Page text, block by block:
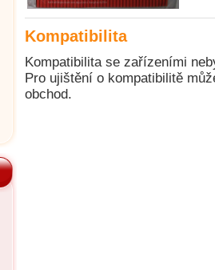
Kompatibilita
Kompatibilita se zařízeními
Pro ujištění o kompatibilitě
obchod.